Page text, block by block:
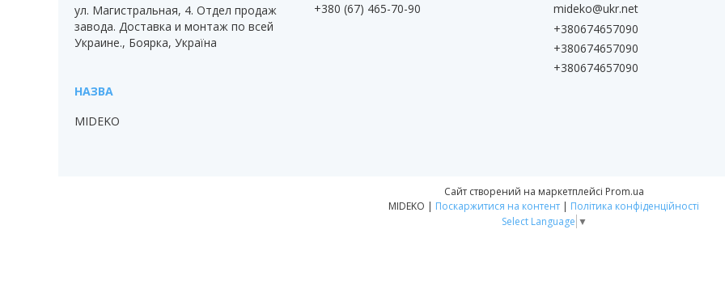
ул. Магистральная, 4. Отдел продаж
завода. Доставка и монтаж по всей
Украине., Боярка, Україна
MIDEKO
+380 (67) 465-70-90
mideko@ukr.net
+380674657090
+380674657090
+380674657090
Сайт створений на маркетплейсі Prom.ua
MIDEKO | Поскаржитися на контент | Політика конфіденційності
Select Language ▼